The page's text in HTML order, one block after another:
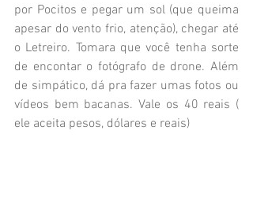
por Pocitos e pegar um sol (que queima
apesar do vento frio, atenção), chegar até
o Letreiro. Tomara que você tenha sorte
de encontar o fotógrafo de drone. Além
de simpático, dá pra fazer umas fotos ou
vídeos bem bacanas. Vale os 40 reais (
ele aceita pesos, dólares e reais)